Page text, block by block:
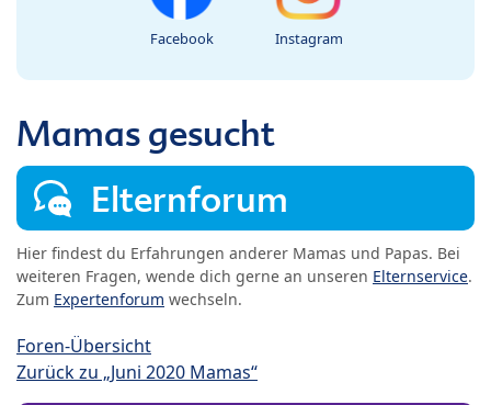
Facebook Instagram
Mamas gesucht
Elternforum
Hier findest du Erfahrungen anderer Mamas und Papas. Bei
weiteren Fragen, wende dich gerne an unseren Elternservice.
Zum Expertenforum wechseln.
Foren-Übersicht
Zurück zu „Juni 2020 Mamas“